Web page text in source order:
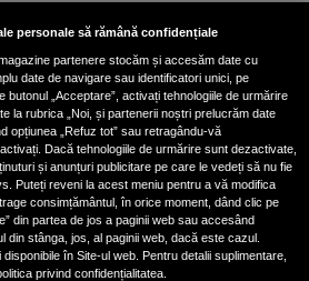
Elena Martin, despre
intervențiile estetice și injecțiile
slăbit: „Pacientele vor să
o modalitate mai
echilibrului în
Ce înseamnă o dietă
Pleșea, medic...
personale să rămână confidențiale
partenere stocăm și accesăm date cu
date de navigare sau identificatori unici, pe
butonul „Acceptare”, activați tehnologiile de urmărire
la rubrica „Noi, și partenerii noștri prelucrăm date
opțiunea „Refuz tot” sau retragându-vă
Dacă tehnologiile de urmărire sunt dezactivate,
și anunțuri publicitare pe care le vedeți să nu fie
Puteți reveni la acest meniu pentru a vă modifica
consimțământul, în orice moment, dând clic pe
din partea de jos a paginii web sau accesând
din stânga, jos, al paginii web, dacă este cazul.
în Site-ul web. Pentru detalii suplimentare,
privind confidențialitatea.